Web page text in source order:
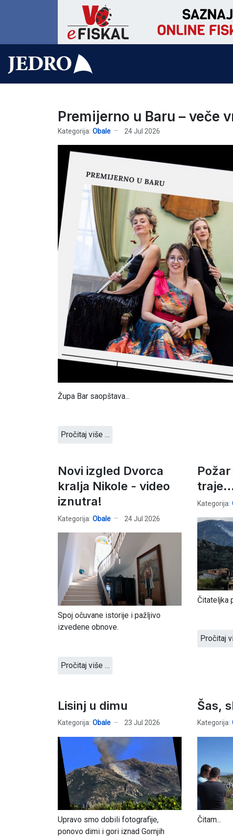
Premijerno u Baru – veče
Kategorija: Obale 24 Jul 2026
Župa Bar saopštava...
Pročitaj više …
Novi izgled Dvorca
kralja Nikole - video
iznutra!
Kategorija: Obale 24 Jul 2026
Spoj očuvane istorije i pažljivo
izvedene obnove.
Pročitaj više …
Kategorija:
Čitateljka
Pročitaj
Lisinj u dimu
Kategorija: Obale 23 Jul 2026
Upravo smo dobili fotografije,
ponovo dimi i gori iznad Gornjih
Šas,
Kategorija:
Čitam...